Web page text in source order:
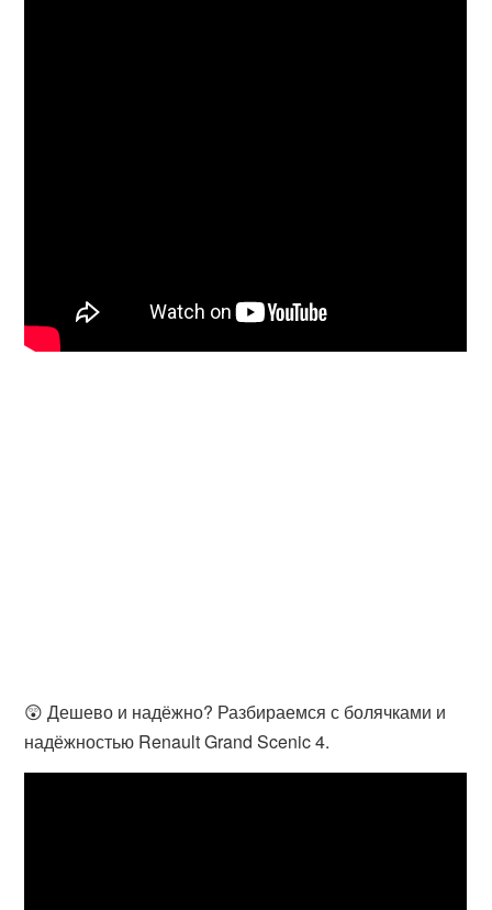
😲 Дешево и надёжно? Разбираемся с болячками и
надёжностью Renault Grand Scenic 4.